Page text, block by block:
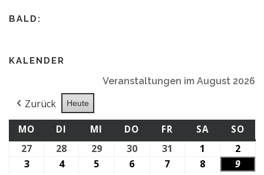
BALD:
KALENDER
Veranstaltungen im August 2026
Zurück Heute
MO MONTAG
DI DIENSTAG
MI MITTWOCH
DO DONNERSTAG
FRFREITAG
SASAMSTAG
SO
27
28 2929.
3030.
31 1
August
2
33.
44.
5 6 7 8 9